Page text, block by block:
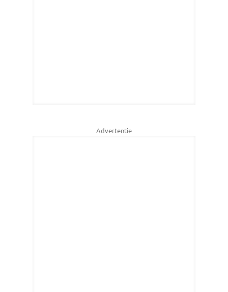
Advertentie